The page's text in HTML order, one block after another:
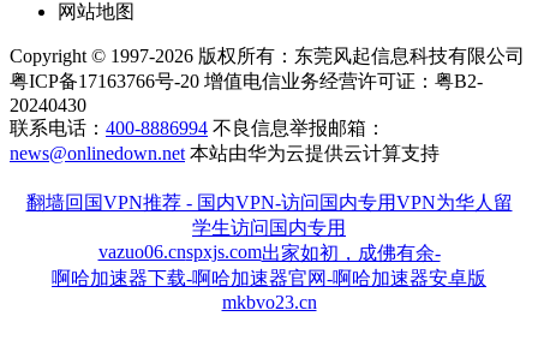
网站地图
Copyright © 1997-2026 版权所有：东莞风起信息科技有限公司
粤ICP备17163766号-20 增值电信业务经营许可证：粤B2-
20240430
联系电话： 400-8886994 不良信息举报邮箱：
news@onlinedown.net 本站由华为云提供云计算支持
翻墙回国VPN推荐 - 国内VPN-访问国内专用VPN为华人留
学生访问国内专用
vazuo06.cnspxjs.com出家如初，成佛有余-
啊哈加速器下载-啊哈加速器官网-啊哈加速器安卓版
mkbvo23.cn